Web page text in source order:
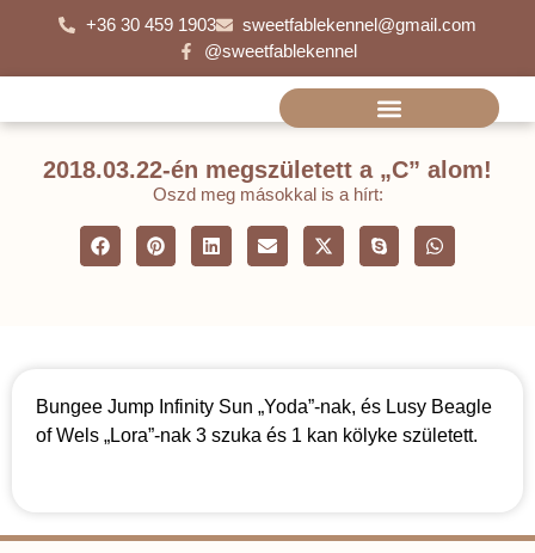
+36 30 459 1903
sweetfablekennel@gmail.com
@sweetfablekennel
2018.03.22-én megszületett a „C” alom!
Oszd meg másokkal is a hírt:
Bungee Jump Infinity Sun „Yoda”-nak, és Lusy Beagle
of Wels „Lora”-nak 3 szuka és 1 kan kölyke született.